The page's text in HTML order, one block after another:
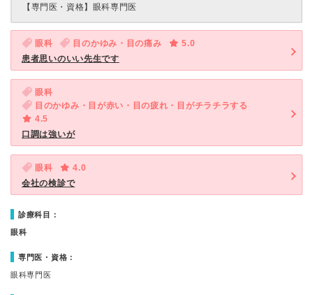
【専門医・資格】 眼科専門医
眼科 目のかゆみ・目の痛み
5.0
患者思いのいい先生です
眼科
目のかゆみ・目が赤い・目の疲れ・目がチラチラする
4.5
口調は強いが
眼科
4.0
会社の検診で
診療科目：
眼科
専門医・資格：
眼科専門医